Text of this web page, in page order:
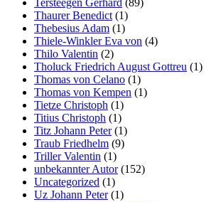
Thaurer Benedict (1)
Thebesius Adam (1)
Thiele-Winkler Eva von (4)
Thilo Valentin (2)
Tholuck Friedrich August Gottreu (1)
Thomas von Celano (1)
Thomas von Kempen (1)
Tietze Christoph (1)
Titius Christoph (1)
Titz Johann Peter(1)
Traub Friedhelm (9)
Triller Valentin (1)
unbekannter Autor(152)
Uncategorized (1)
Uz Johann Peter(1)